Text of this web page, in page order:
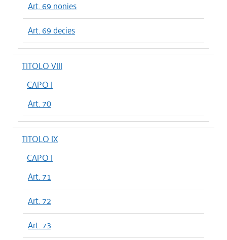
Art. 69 nonies
Art. 69 decies
TITOLO VIII
CAPO I
Art. 70
TITOLO IX
CAPO I
Art. 71
Art. 72
Art. 73